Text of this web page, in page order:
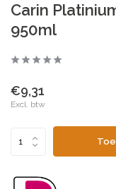
Carin
950ml
€9,31
Excl. btw